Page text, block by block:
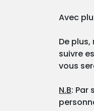
Avec
De
suivre
vous
N.B: Par